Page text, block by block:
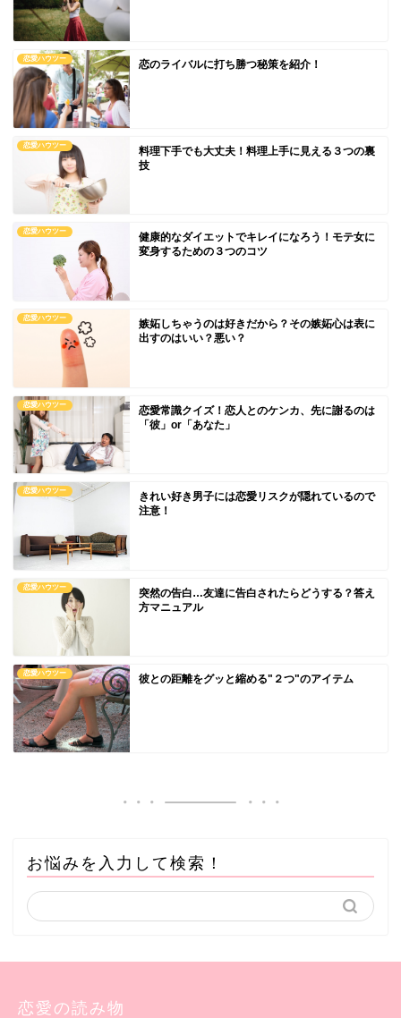
恋愛ハウツー 恋のライバルに打ち勝つ秘策を紹介！
恋愛ハウツー
料理下手でも大丈夫！料理上手に見える３つの裏
技
恋愛ハウツー
健康的なダイエットでキレイになろう！モテ女に
変身するための３つのコツ
恋愛ハウツー
嫉妬しちゃうのは好きだから？その嫉妬心は表に
出すのはいい？悪い？
恋愛ハウツー
恋愛常識クイズ！恋人とのケンカ、先に謝るのは
「彼」or「あなた」
恋愛ハウツー
きれい好き男子には恋愛リスクが隠れているので
注意！
恋愛ハウツー
突然の告白…友達に告白されたらどうする？答え
方マニュアル
恋愛ハウツー 彼との距離をグッと縮める"２つ"のアイテム
お悩みを入力して検索！
恋愛の読み物